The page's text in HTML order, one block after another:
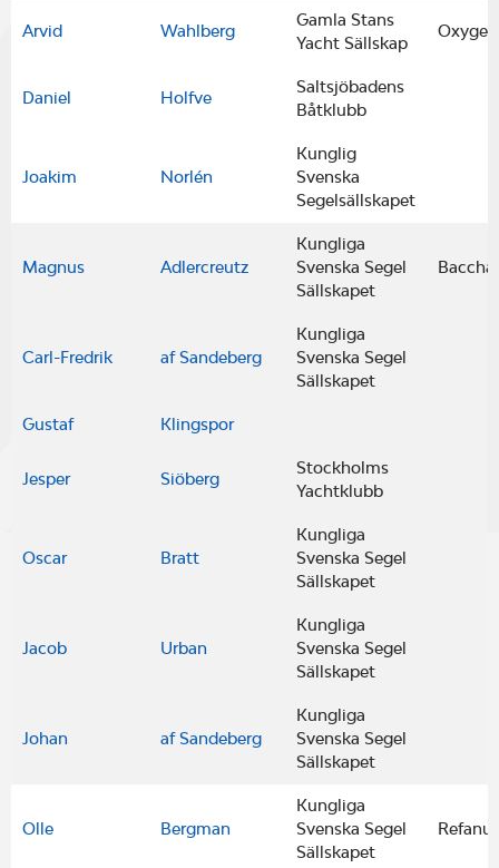
Arvid Wahlberg
Gamla Stans
Yacht Sällskap
Oxygen
Daniel Holfve
Saltsjöbadens
Båtklubb
Joakim Norlén
Kunglig
Svenska
Segelsällskapet
Magnus Adlercreutz
Kungliga
Svenska Segel
Sällskapet
Carl-Fredrik af Sandeberg
Kungliga
Svenska Segel
Sällskapet
Gustaf Klingspor
Jesper Siöberg
Stockholms
Yachtklubb
Oscar Bratt
Kungliga
Svenska Segel
Sällskapet
Jacob Urban
Kungliga
Svenska Segel
Sällskapet
Johan af Sandeberg
Kungliga
Svenska Segel
Sällskapet
Olle Bergman
Kungliga
Svenska Segel
Sällskapet
Refanut